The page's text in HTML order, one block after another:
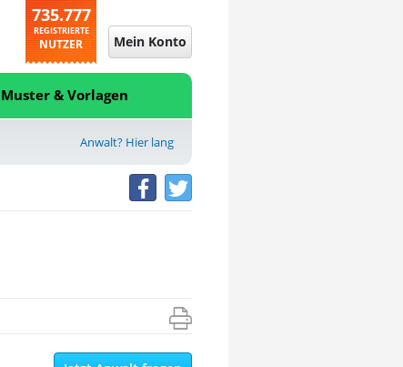
735.777
REGISTRIERTE
NUTZER Mein Konto
Muster & Vorlagen
Anwalt? Hier lang